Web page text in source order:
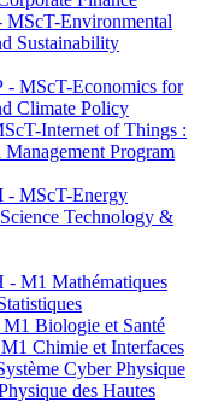
Environmental
Sustainability
- MScT-Economics for
Climate Policy
Internet of Things :
Program
- MScT-Energy
Technology &
M1 Mathématiques
Biologie et Santé
Chimie et Interfaces
Cyber Physique
des Hautes